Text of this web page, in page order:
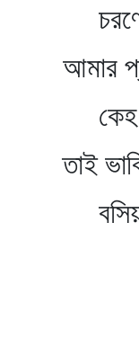
চরণে
আমার
কেহ
তাই
বসিয়া